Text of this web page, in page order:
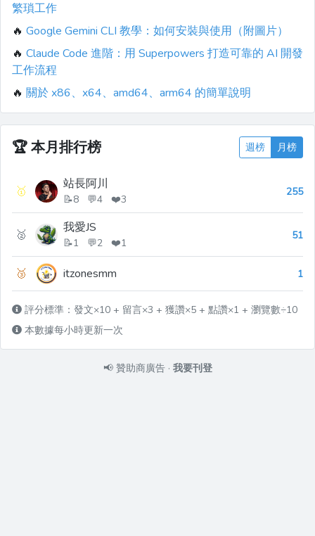
繁瑣工作
🔥 Google Gemini CLI 教學：如何安裝與使用（附圖片）
🔥 Claude Code 進階：用 Superpowers 打造可靠的 AI 開發
工作流程
🔥 關於 x86、x64、amd64、arm64 的簡單說明
🏆本月排行榜 週榜 月榜
🥇 站長阿川
📝8 💬4 ❤️3
255
🥈 我愛JS
📝1 💬2 ❤️1
51
🥉 itzonesmm 1
評分標準：發文×10 + 留言×3 + 獲讚×5 + 點讚×1 + 瀏覽數÷10
本數據每小時更新一次
📢 贊助商廣告 · 我要刊登